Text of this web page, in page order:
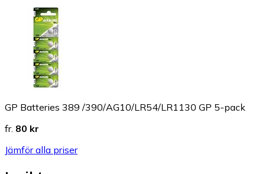
GP Batteries 389 /390/AG10/LR54/LR1130 GP 5-pack
fr. 80 kr
Jämför alla priser